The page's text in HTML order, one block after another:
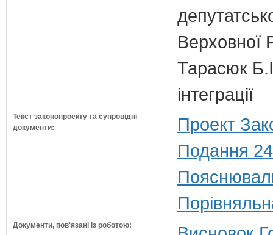
Верховної
Тарасюк
інтеграції
Текст законопроекту та супровідні
документи:
Проект
Подання
Документи, пов'язані із роботою: